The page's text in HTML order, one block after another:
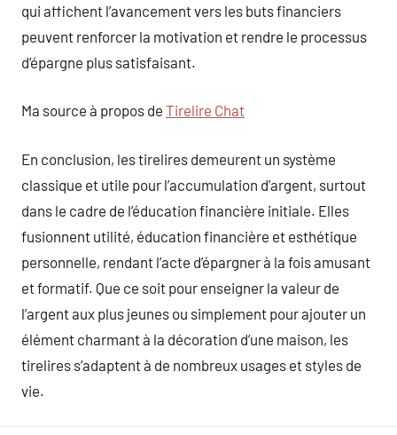
qui affichent l’avancement vers les buts financiers
peuvent renforcer la motivation et rendre le processus
d’épargne plus satisfaisant.
Ma source à propos de Tirelire Chat
En conclusion, les tirelires demeurent un système
classique et utile pour l’accumulation d’argent, surtout
dans le cadre de l’éducation financière initiale. Elles
fusionnent utilité, éducation financière et esthétique
personnelle, rendant l’acte d’épargner à la fois amusant
et formatif. Que ce soit pour enseigner la valeur de
l’argent aux plus jeunes ou simplement pour ajouter un
élément charmant à la décoration d’une maison, les
tirelires s’adaptent à de nombreux usages et styles de
vie.